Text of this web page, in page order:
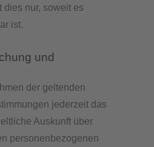
dies nur, soweit es
ist.
und
der geltenden
jederzeit das
Auskunft über
personenbezogenen